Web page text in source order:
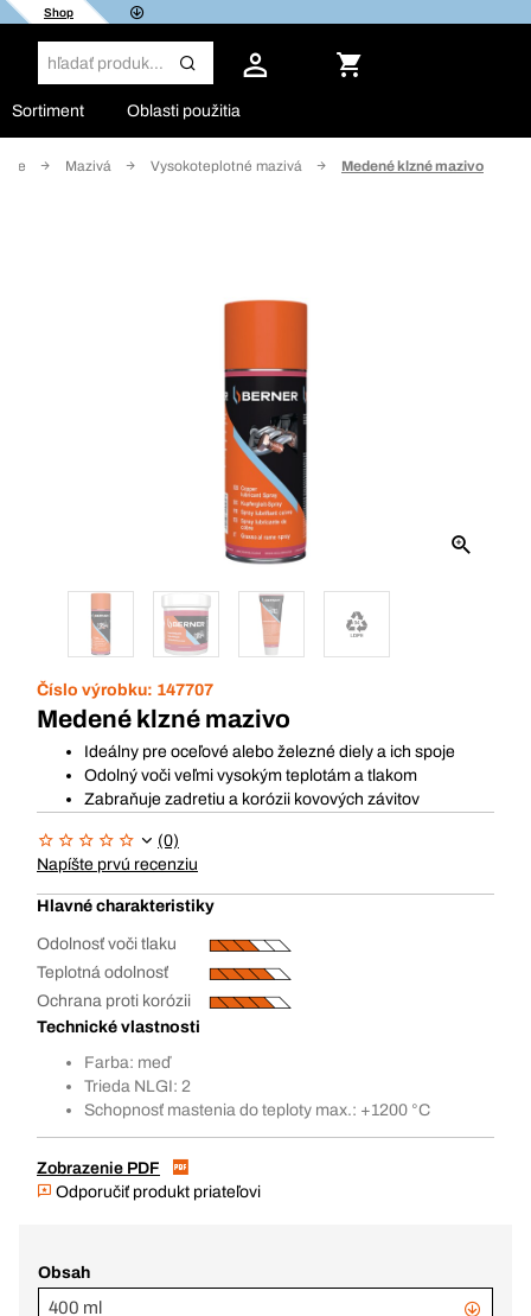
Shop
Sortiment Oblasti použitia
Mazivá Vysokoteplotné mazivá Medené klzné mazivo
Číslo výrobku: 147707
Medené klzné mazivo
Ideálny pre oceľové alebo železné diely a ich spoje
Odolný voči veľmi vysokým teplotám a tlakom
Zabraňuje zadretiu a korózii kovových závitov
(0)
Napíšte prvú recenziu
Hlavné charakteristiky
Odolnosť voči tlaku
Teplotná odolnosť
Ochrana proti korózii
Technické vlastnosti
Farba: meď
Trieda NLGI: 2
Schopnosť mastenia do teploty max.: +1200 °C
Zobrazenie PDF
Odporučiť produkt priateľovi
Obsah
400 ml